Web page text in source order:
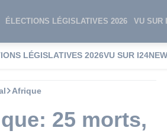
ÉLECTIONS LÉGISLATIVES 2026 VU SUR
LÉGISLATIVES 2026VU SUR
Afrique
25 morts,